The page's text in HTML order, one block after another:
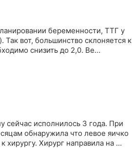
беременности, ТТГ у
вот, большинство склоняется к
снизить до 2,0. Ве…
обнаружила что левое яичко
педиатру, она направила к хирургу. Хирург направила на …